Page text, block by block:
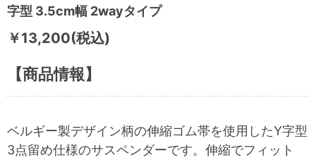
字型 3.5cm幅 2wayタイプ
￥13,200(税込)
【商品情報】
ベルギー製デザイン柄の伸縮ゴム帯を使用したY字型
3点留め仕様のサスペンダーです。 伸縮でフィット